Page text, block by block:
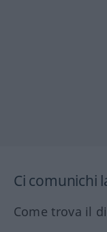
Ci comunichi
Come trova il